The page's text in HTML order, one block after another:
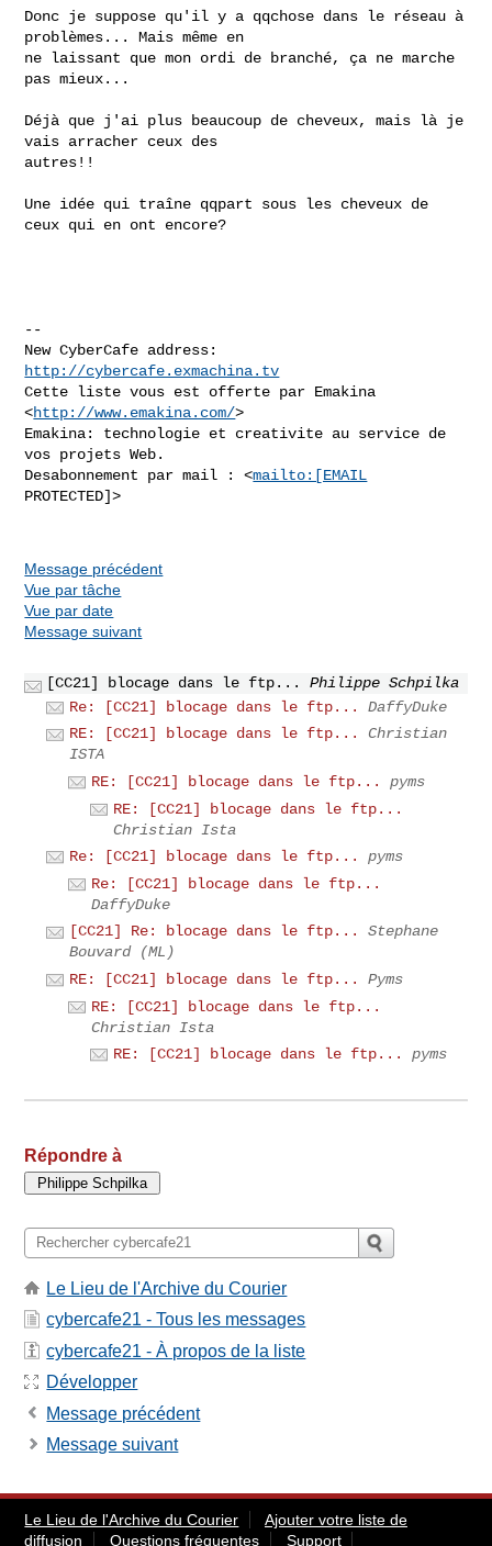
Donc je suppose qu'il y a qqchose dans le réseau à
problèmes... Mais même en
ne laissant que mon ordi de branché, ça ne marche
pas mieux...
Déjà que j'ai plus beaucoup de cheveux, mais là je
vais arracher ceux des
autres!!
Une idée qui traîne qqpart sous les cheveux de
ceux qui en ont encore?
--
http://cybercafe.exmachina.tv
Cette liste vous est offerte par Emakina
<http://www.emakina.com/>
Emakina: technologie et creativite au service de
vos projets Web.
Desabonnement par mail : <mailto:[EMAIL
PROTECTED]>
Message précédent
Vue par tâche
Vue par date
Message suivant
[CC21] blocage dans le ftp...
Philippe Schpilka
Re: [CC21] blocage dans le ftp...
DaffyDuke
RE: [CC21] blocage dans le ftp...
Christian
ISTA
RE: [CC21] blocage dans le ftp...
pyms
RE: [CC21] blocage dans le ftp...
Christian Ista
Re: [CC21] blocage dans le ftp...
pyms
Re: [CC21] blocage dans le ftp...
DaffyDuke
[CC21] Re: blocage dans le ftp...
Stephane
Bouvard (ML)
RE: [CC21] blocage dans le ftp...
Pyms
RE: [CC21] blocage dans le ftp...
Christian Ista
RE: [CC21] blocage dans le ftp...
pyms
Répondre à
Le Lieu de l'Archive du Courier
cybercafe21 - Tous les messages
cybercafe21 - À propos de la liste
Développer
Message précédent
Message suivant
Le Lieu de l'Archive du Courier
Ajouter votre liste de
diffusion
Questions fréquentes Support